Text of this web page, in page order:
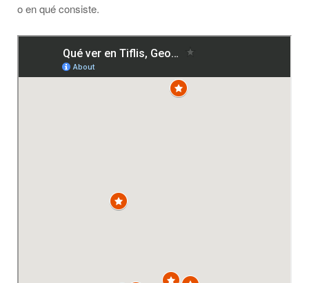
o en qué consiste.